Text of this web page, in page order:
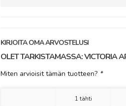
KIRJOITA OMA ARVOSTELUSI
OLET TARKISTAMASSA:VICTORIA
Miten arvioisit tämän tuotteen? *
1 tähti